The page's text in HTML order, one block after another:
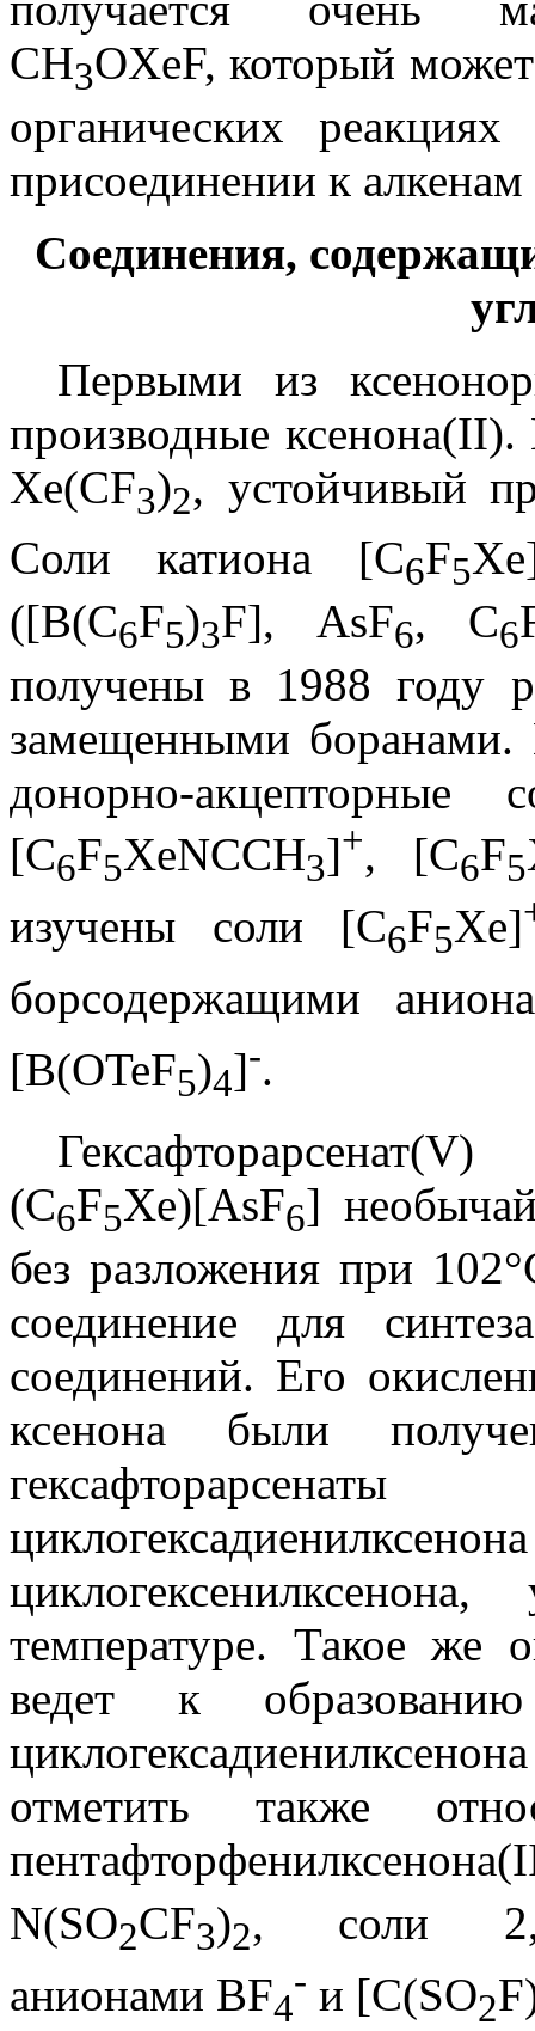
CH3OXeF, который
органических
присоединении к
Соединения,
Первыми из
производные
Xe(CF3)2, устойчивый
Соли катиона [C6F5
([B(C6F5)3F], AsF6, C6
получены в 1988 году
замещенными
донорно-акцепторные
[C6F5XeNCCH3]+, [C6F5
изучены соли [C6F5Xe]
борсодержащими
[B(OTeF5)4]-.
(C6F5Xe)[AsF6]
без разложения при
соединение для
соединений. Его
ксенона были
температуре. Такое же
ведет к
отметить также
N(SO2CF3)2, соли 2,6-
анионами BF4
- и [C(SO2